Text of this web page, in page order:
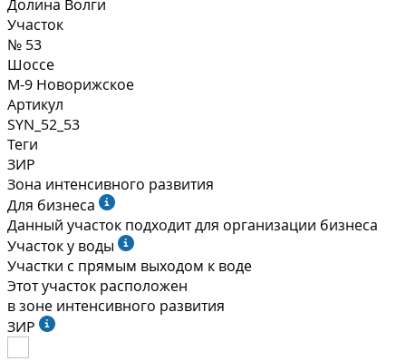
Долина Волги
Участок
№ 53
Шоссе
М-9 Новорижское
Артикул
SYN_52_53
Теги
ЗИР
Зона интенсивного развития
Для бизнеса
Данный участок подходит для организации бизнеса
Участок у воды
Участки с прямым выходом к воде
Этот участок расположен
в зоне интенсивного развития
ЗИР